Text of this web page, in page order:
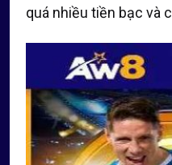
quá nhiều tiền bạc và